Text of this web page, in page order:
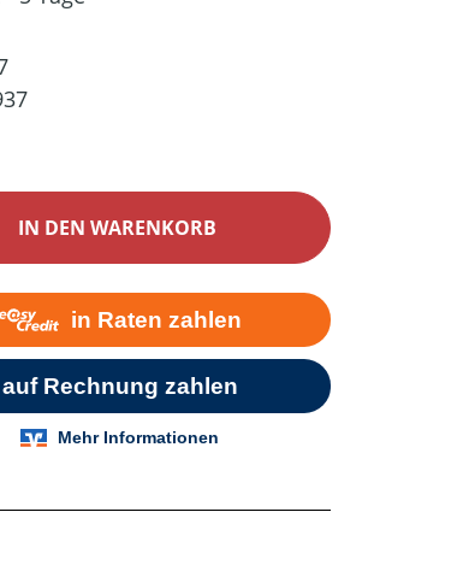
gewünschten Wert ein oder
IN DEN WARENKORB